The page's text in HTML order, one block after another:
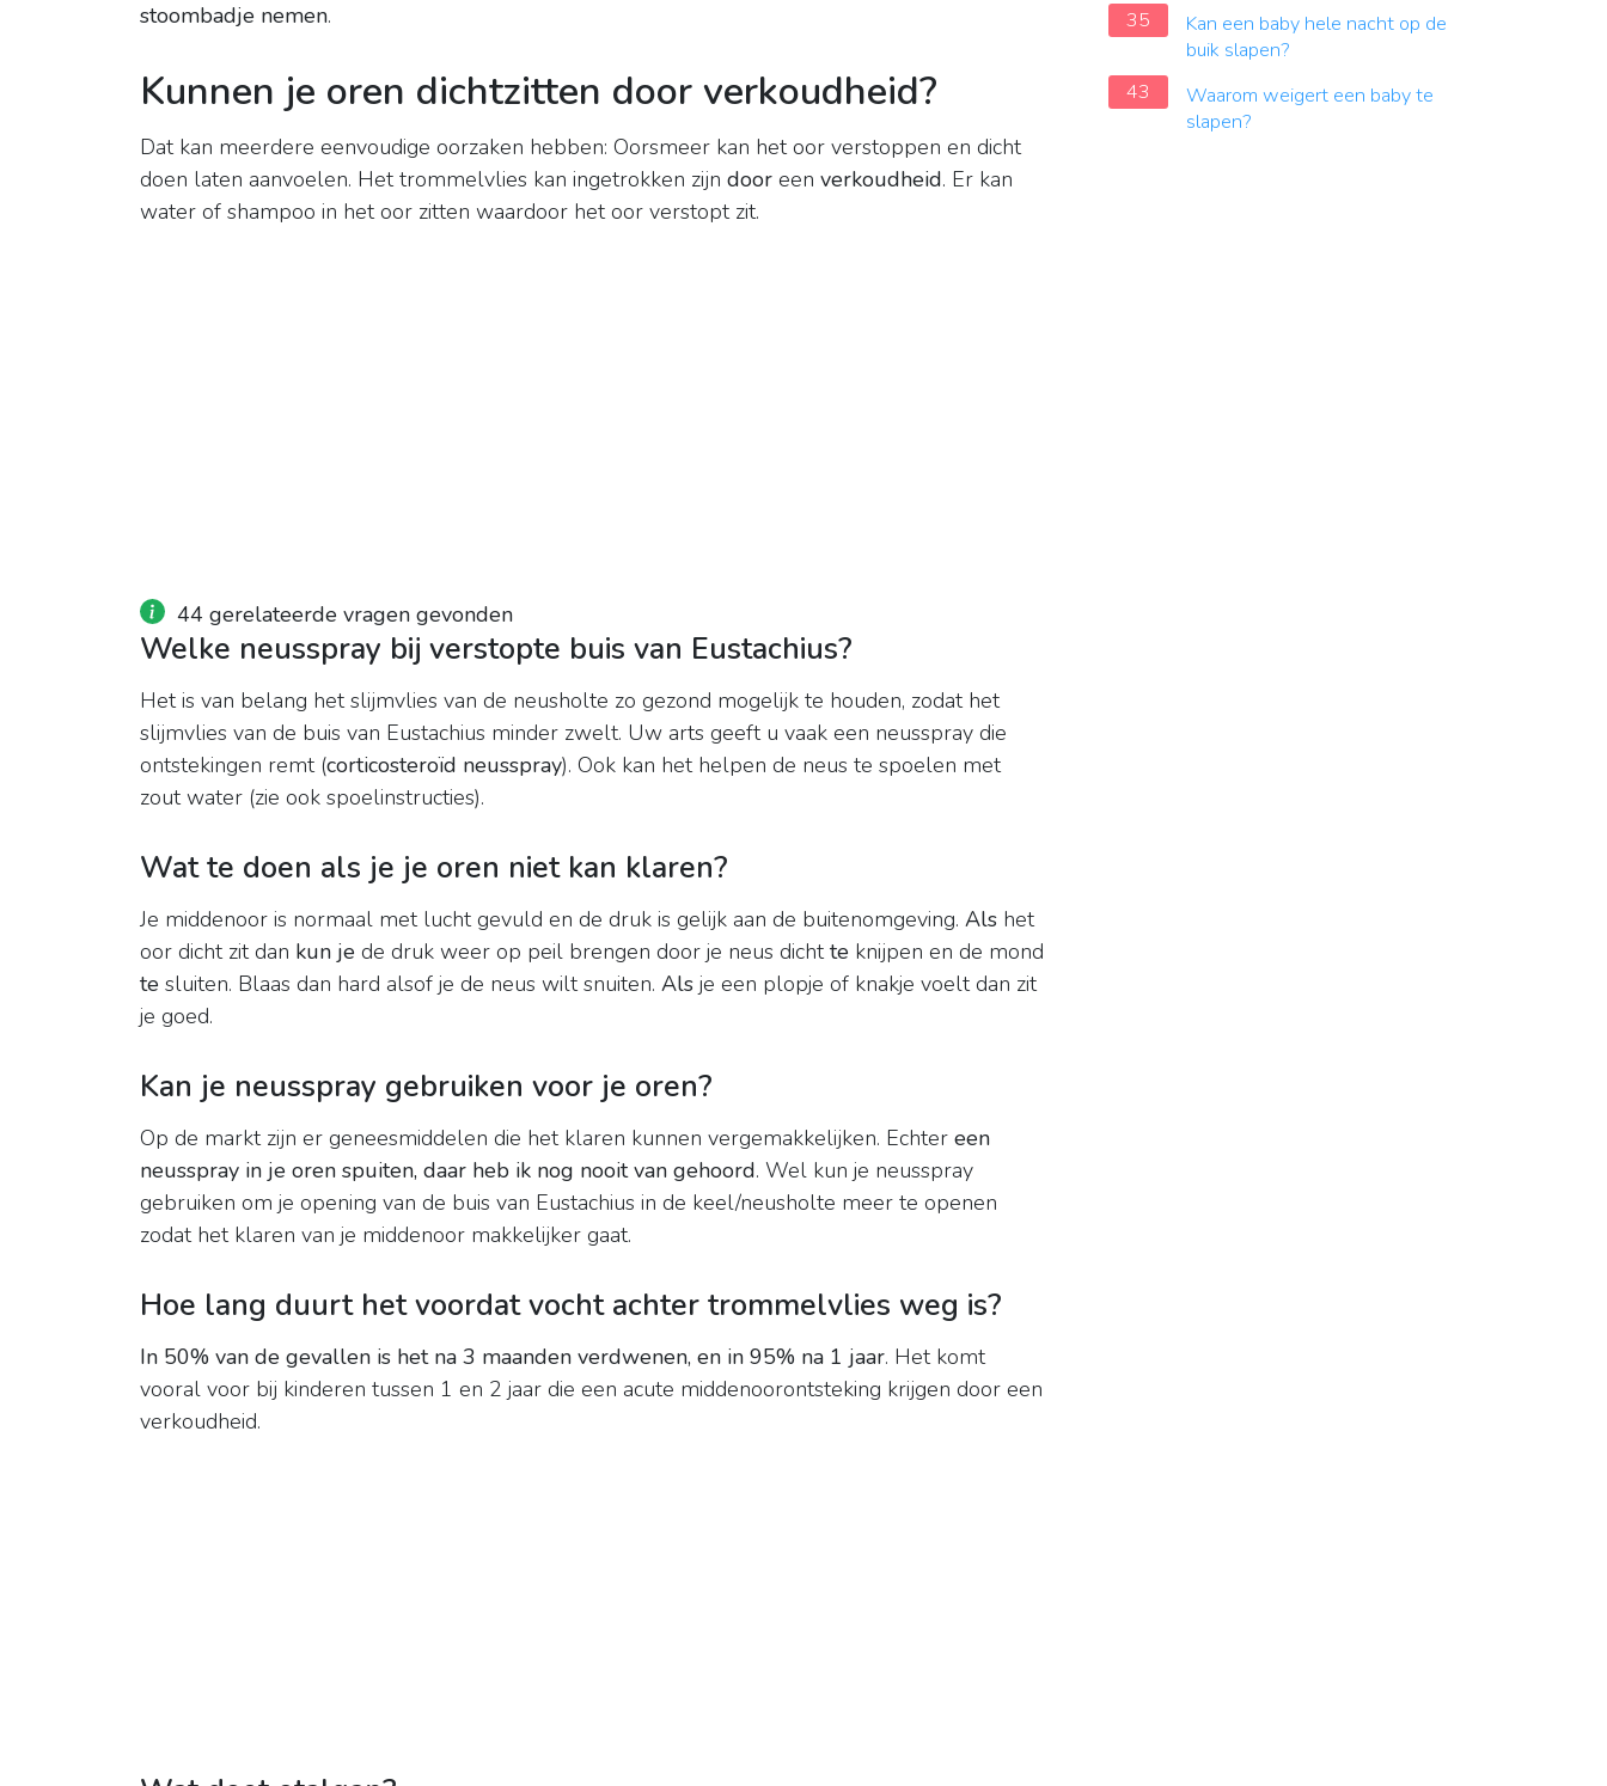
stoombadje nemen.
Kunnen je oren dichtzitten door verkoudheid?
Dat kan meerdere eenvoudige oorzaken hebben: Oorsmeer kan het oor verstoppen en dicht
doen laten aanvoelen. Het trommelvlies kan ingetrokken zijn door een verkoudheid. Er kan
water of shampoo in het oor zitten waardoor het oor verstopt zit.
44 gerelateerde vragen gevonden
Welke neusspray bij verstopte buis van Eustachius?
Het is van belang het slijmvlies van de neusholte zo gezond mogelijk te houden, zodat het
slijmvlies van de buis van Eustachius minder zwelt. Uw arts geeft u vaak een neusspray die
ontstekingen remt (corticosteroïd neusspray). Ook kan het helpen de neus te spoelen met
zout water (zie ook spoelinstructies).
Wat te doen als je je oren niet kan klaren?
Je middenoor is normaal met lucht gevuld en de druk is gelijk aan de buitenomgeving. Als het
oor dicht zit dan kun je de druk weer op peil brengen door je neus dichtte knijpen en de mond
te sluiten. Blaas dan hard alsof je de neus wilt snuiten. Als je een plopje of knakje voelt dan zit
je goed.
Kan je neusspray gebruiken voor je oren?
Op de markt zijn er geneesmiddelen die het klaren kunnen vergemakkelijken. Echter een
neusspray in je oren spuiten, daar heb ik nog nooit van gehoord. Wel kun je neusspray
gebruiken om je opening van de buis van Eustachius in de keel/neusholte meer te openen
zodat het klaren van je middenoor makkelijker gaat.
Hoe lang duurt het voordat vocht achter trommelvlies weg is?
In 50% van de gevallen is het na 3 maanden verdwenen, en in 95% na 1 jaar. Het komt
vooral voor bij kinderen tussen 1 en 2 jaar die een acute middenoorontsteking krijgen door een
verkoudheid.
35
Kan een baby hele nacht op de
buik slapen?
43
Waarom weigert een baby te
slapen?